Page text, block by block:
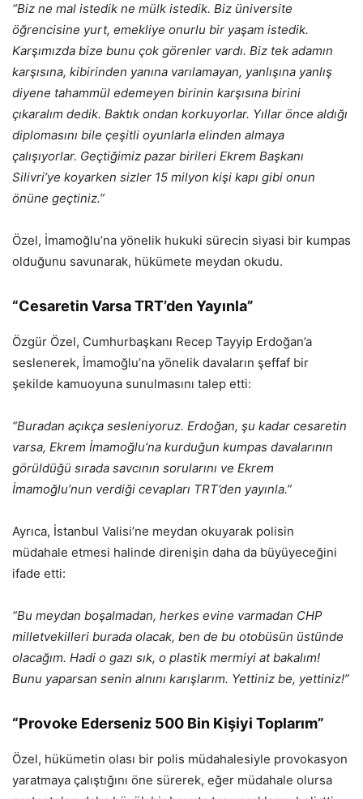
“Biz ne mal istedik ne mülk istedik. Biz üniversite
öğrencisine yurt, emekliye onurlu bir yaşam istedik.
Karşımızda bize bunu çok görenler vardı. Biz tek adamın
karşısına, kibirinden yanına varılamayan, yanlışına yanlış
diyene tahammül edemeyen birinin karşısına birini
çıkaralım dedik. Baktık ondan korkuyorlar. Yıllar önce aldığı
diplomasını bile çeşitli oyunlarla elinden almaya
çalışıyorlar. Geçtiğimiz pazar birileri Ekrem Başkanı
Silivri’ye koyarken sizler 15 milyon kişi kapı gibi onun
önüne geçtiniz.”
Özel, İmamoğlu’na yönelik hukuki sürecin siyasi bir kumpas
olduğunu savunarak, hükümete meydan okudu.
“Cesaretin Varsa TRT’den Yayınla”
Özgür Özel, Cumhurbaşkanı Recep Tayyip Erdoğan’a
seslenerek, İmamoğlu’na yönelik davaların şeffaf bir
şekilde kamuoyuna sunulmasını talep etti:
“Buradan açıkça sesleniyoruz. Erdoğan, şu kadar cesaretin
varsa, Ekrem İmamoğlu’na kurduğun kumpas davalarının
görüldüğü sırada savcının sorularını ve Ekrem
İmamoğlu’nun verdiği cevapları TRT’den yayınla.”
Ayrıca, İstanbul Valisi’ne meydan okuyarak polisin
müdahale etmesi halinde direnişin daha da büyüyeceğini
ifade etti:
“Bu meydan boşalmadan, herkes evine varmadan CHP
milletvekilleri burada olacak, ben de bu otobüsün üstünde
olacağım. Hadi o gazı sık, o plastik mermiyi at bakalım!
Bunu yaparsan senin alnını karışlarım. Yettiniz be, yettiniz!”
“Provoke Ederseniz 500 Bin Kişiyi Toplarım”
Özel, hükümetin olası bir polis müdahalesiyle provokasyon
yaratmaya çalıştığını öne sürerek, eğer müdahale olursa